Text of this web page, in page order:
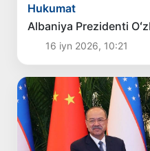
Hukumat
Albaniya Prezidenti
16 iyn 2026, 10:21